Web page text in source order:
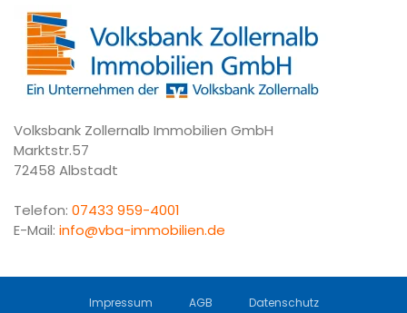
Volksbank Zollernalb Immobilien GmbH
Marktstr.57
72458 Albstadt
Telefon: 07433 959-4001
E-Mail: info@vba-immobilien.de
Impressum AGB Datenschutz